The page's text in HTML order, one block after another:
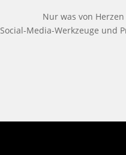
Nur was von
Media-Werkzeuge und